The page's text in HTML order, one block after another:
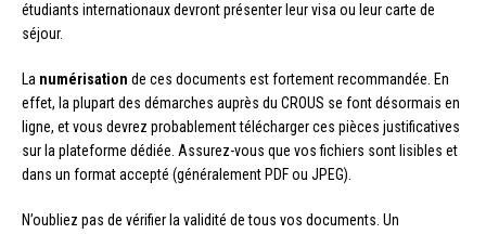
étudiants internationaux devront présenter leur visa ou leur carte de
séjour.
La numérisation de ces documents est fortement recommandée. En
effet, la plupart des démarches auprès du CROUS se font désormais en
ligne, et vous devrez probablement télécharger ces pièces justificatives
sur la plateforme dédiée. Assurez-vous que vos fichiers sont lisibles et
dans un format accepté (généralement PDF ou JPEG).
N’oubliez pas de vérifier la validité de tous vos documents. Un